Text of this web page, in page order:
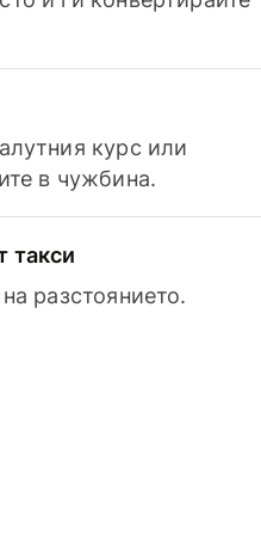
курс или
в чужбина.
такси
разстоянието.